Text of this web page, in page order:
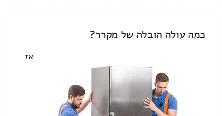
כמה עולה הובלה של מקרר?
אז